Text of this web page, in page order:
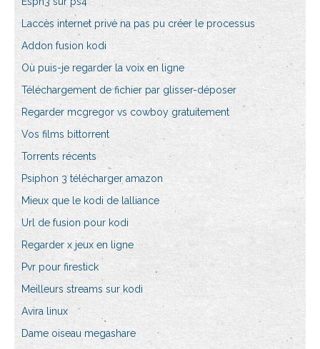
Laccès internet privé na pas pu créer le processus
Addon fusion kodi
Où puis-je regarder la voix en ligne
Téléchargement de fichier par glisser-déposer
Regarder mcgregor vs cowboy gratuitement
Vos films bittorrent
Torrents récents
Psiphon 3 télécharger amazon
Mieux que le kodi de lalliance
Url de fusion pour kodi
Regarder x jeux en ligne
Pvr pour firestick
Meilleurs streams sur kodi
Avira linux
Dame oiseau megashare